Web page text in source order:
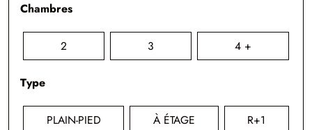
Chambres
2 3 4 +
Type
PLAIN-PIED À ÉTAGE R+1